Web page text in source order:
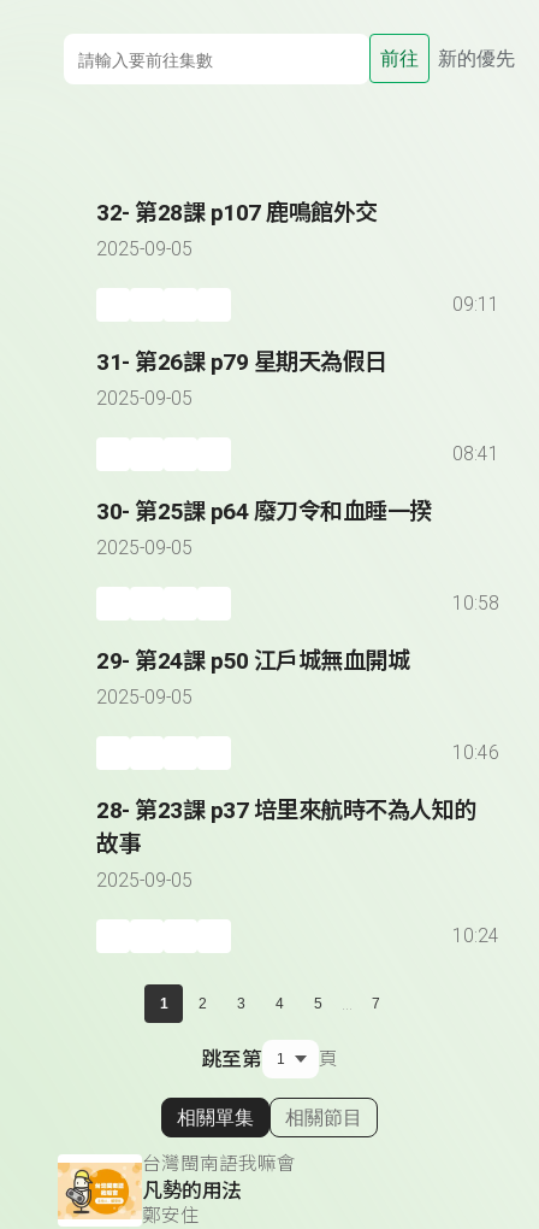
前往 新的優先
32- 第28課 p107 鹿鳴館外交
2025-09-05
09:11
31- 第26課 p79 星期天為假日
2025-09-05
08:41
30- 第25課 p64 廢刀令和血睡一揆
2025-09-05
10:58
29- 第24課 p50 江戶城無血開城
2025-09-05
10:46
28- 第23課 p37 培里來航時不為人知的
故事
2025-09-05
10:24
1 2 3 4 5 ... 7
跳至第 頁
顯示相關單集
相關單集 相關節目
台灣閩南語我嘛會
凡勢的用法
鄭安住